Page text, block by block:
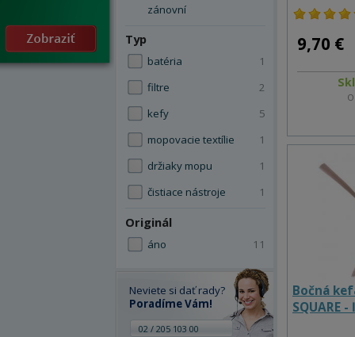
zánovní
Typ
batéria
1
filtre
2
kefy
5
mopovacie textílie
1
držiaky mopu
1
čistiace nástroje
1
Originál
áno 11
Neviete si dať rady?
Poradíme Vám!
02 / 205 103 00
9,70 €
Bočná
SQUARE -